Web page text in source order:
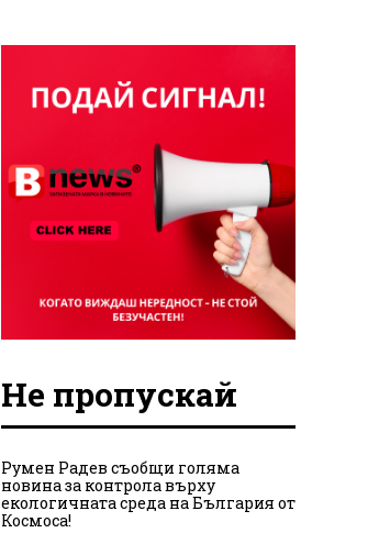
Не пропускай
Румен Радев съобщи голяма
новина за контрола върху
екологичната среда на България от
Космоса!